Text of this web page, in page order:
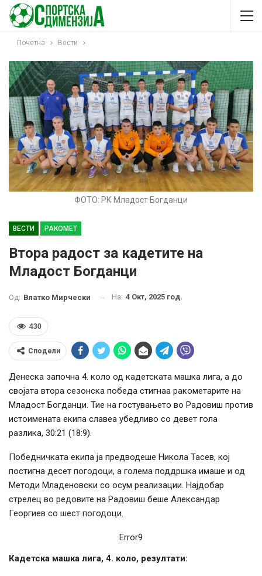
Почетна Вести
ФОТО: РК Младост Богданци
ВЕСТИ РАКОМЕТ
Втора радост за кадетите на
Младост Богданци
Од: Влатко Мирчески На: 4 Окт, 2025 год.
430
Сподели
Денеска започна 4. коло од кадетската машка лига, а до
својата втора сезонска победа стигнаа ракометарите на
Младост Богданци. Тие на гостувањето во Радовиш против
истоимената екипа славеа убедливо со девет гола
разлика, 30:21 (18:9).
Победничката екипа ја предводеше Никола Тасев, кој
постигна десет погодоци, а голема поддршка имаше и од
Методи Младеновски со осум реализации. Најдобар
стрелец во редовите на Радовиш беше Александар
Георгиев со шест погодоци.
Error9
Кадетска машка лига, 4. коло, резултати: